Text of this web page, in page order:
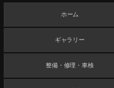
ホーム
ギャラリー
整備・修理・車検